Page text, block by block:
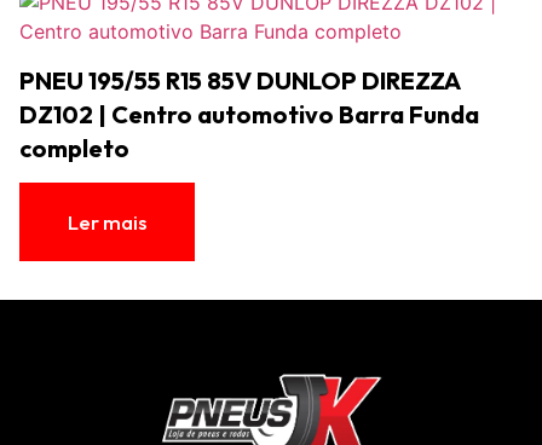
PNEU 195/55 R15 85V DUNLOP DIREZZA
DZ102 | Centro automotivo Barra Funda
completo
Ler mais